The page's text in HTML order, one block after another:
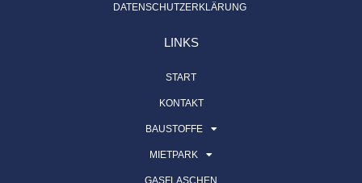
DATENSCHUTZERKLÄRUNG
LINKS
START
KONTAKT
BAUSTOFFE
MIETPARK
GASFLASCHEN